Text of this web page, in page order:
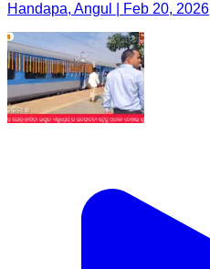
Handapa, Angul | Feb 20, 2026